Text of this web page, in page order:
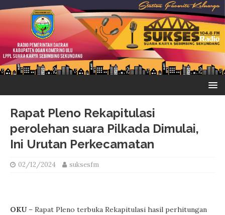
Rapat Pleno Rekapitulasi
perolehan suara Pilkada Dimulai,
Ini Urutan Perkecamatan
02/12/2024 suksesfm
OKU – Rapat Pleno terbuka Rekapitulasi hasil perhitungan